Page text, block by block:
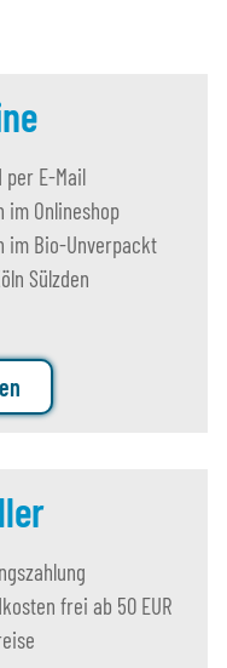
per E-Mail
im Onlineshop
im Bio-Unverpackt
Sülzden
frei ab 50 EUR